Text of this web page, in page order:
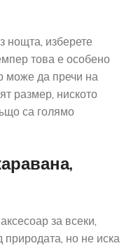
нощта, изберете
това е особено
може да пречи на
размер, ниското
са голямо
за всеки,
но не иска